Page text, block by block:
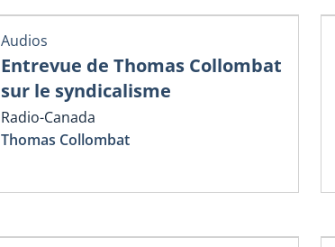
Audios
Entrevue de Thomas Collombat
sur le syndicalisme
Radio-Canada
Thomas Collombat